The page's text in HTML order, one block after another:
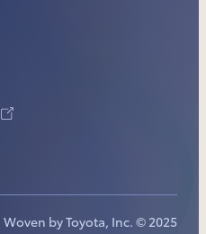
Woven by Toyota, Inc. © 2025